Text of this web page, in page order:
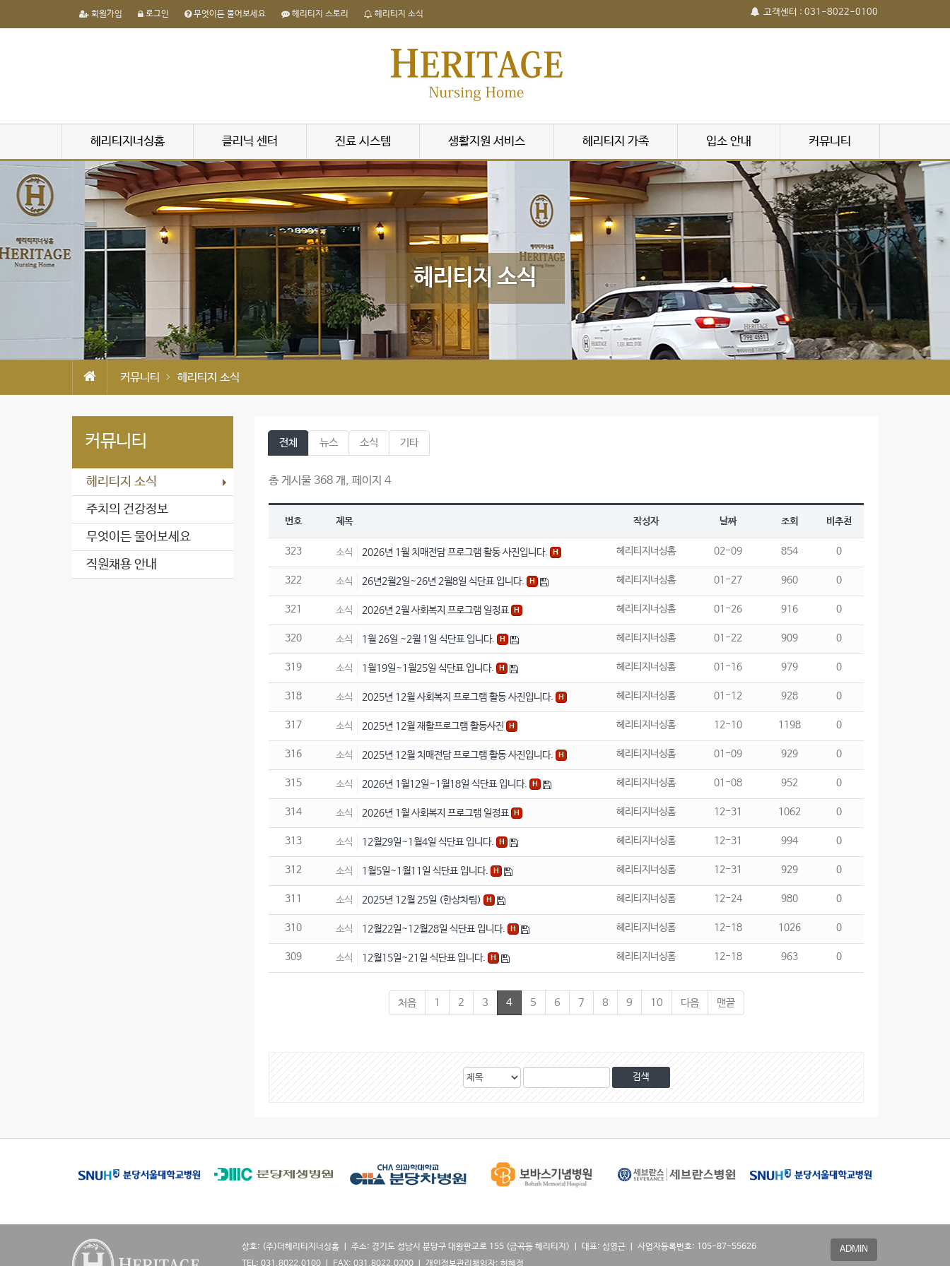
회원가입 로그인 무엇이든 물어보세요 헤리티지 스토리 헤리티지 소식 고객센터 : 031-8022-0100
헤리티지너싱홈 클리닉 센터 진료 시스템 생활지원 서비스 헤리티지 가족 입소 안내 커뮤니티
헤리티지 소식
커뮤니티 헤리티지 소식
커뮤니티
헤리티지 소식
주치의 건강정보
무엇이든 물어보세요
직원채용 안내
전체 뉴스 소식 기타
총 게시물 368 개, 페이지 4
번호 제목 작성자 날짜 조회 비추천
323 소식 2026년 1월 치매전담 프로그램 활동 사진입니다. H 헤리티지너싱홈 02-09 854 0
322 소식 26년2월2일~26년 2월8일 식단표 입니다. H 헤리티지너싱홈 01-27 960 0
321 소식 2026년 2월 사회복지 프로그램 일정표 H 헤리티지너싱홈 01-26 916 0
320 소식 1월 26일 ~2월 1일 식단표 입니다. H 헤리티지너싱홈 01-22 909 0
319 소식 1월19일~1월25일 식단표 입니다. H 헤리티지너싱홈 01-16 979 0
318 소식 2025년 12월 사회복지 프로그램 활동 사진입니다. H 헤리티지너싱홈 01-12 928 0
317 소식 2025년 12월 재활프로그램 활동사진 H 헤리티지너싱홈 12-10 1198 0
316 소식 2025년 12월 치매전담 프로그램 활동 사진입니다. H 헤리티지너싱홈 01-09 929 0
315 소식 2026년 1월12일~1월18일 식단표 입니다. H 헤리티지너싱홈 01-08 952 0
314 소식 2026년 1월 사회복지 프로그램 일정표 H 헤리티지너싱홈 12-31 1062 0
313 소식 12월29일~1월4일 식단표 입니다. H 헤리티지너싱홈 12-31 994 0
312 소식 1월5일~1월11일 식단표 입니다. H 헤리티지너싱홈 12-31 929 0
311 소식 2025년 12월 25일 (한상차림) H 헤리티지너싱홈 12-24 980 0
310 소식 12월22일~12월28일 식단표 입니다. H 헤리티지너싱홈 12-18 1026 0
309 소식 12월15일~21일 식단표 입니다. H 헤리티지너싱홈 12-18 963 0
처음 1 2 3 4 5 6 7 8 9 10 다음 맨끝
색
검
색
색
상호: (주)더헤리티지너싱홈 ㅣ 주소: 경기도 성남시 분당구 대왕판교로 155 (금곡동 헤리티지) ㅣ 대표: 심영근 ㅣ 사업자등록번호: 105-87-55626
TEL: 031.8022.0100 ㅣ FAX: 031.8022.0200 ㅣ 개인정보관리책임자: 허혜정
ADMIN